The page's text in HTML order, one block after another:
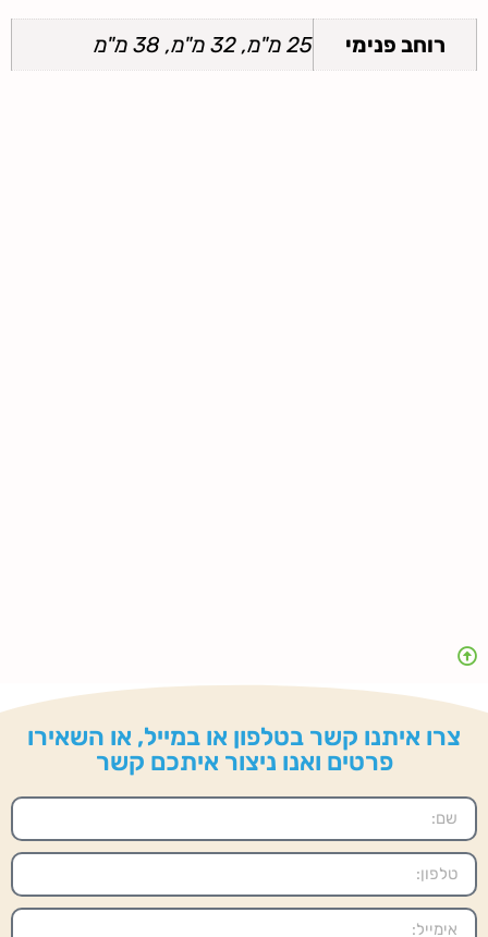
רוחב פנימי 25 מ"מ, 32 מ"מ, 38 מ"מ
צרו איתנו קשר בטלפון או במייל, או השאירו
פרטים ואנו ניצור איתכם קשר